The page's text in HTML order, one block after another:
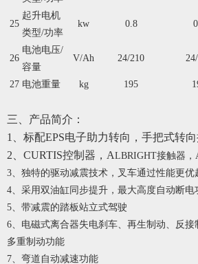
25
起升电机
类型/功率
kw 0.8
26
电池电压/
容量
V/Ah 24/210
27 电池重量 kg 195
三、产品简介：
1、标配EPS电子助力转向，手把式转
2、CURTIS控制器，ALBRIGHT接触器
3、独特的驱动减震技术，叉车通过性能更优
4、采用双油缸同步提升，最大高度自动断电
5、带减震的踏板站立式驾驶
6、电磁式离合器失电刹车、再生制动、反
多重制动功能
7、弯道自动减速功能